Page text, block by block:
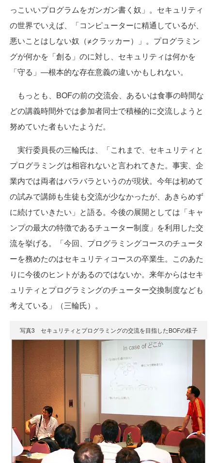
っこいいプログラムをガンガン書く奴」。セキュリティ
の世界でいえば、「コンピューターに精通しているが、
悪いことはしない奴（≠クラッカー）」。プログラミン
グが何かを「創る」のに対し、セキュリティは何かを
「守る」―根本的な存在意義の違いかもしれない。
もっとも、BOFの前の交流会、あるいは食事の時間な
どの講義時間外では参加者同士で積極的に交流しようと
努めていた者もいたようだ。
実行委員長の三輪氏は、「これまで、セキュリティと
プログラミングは相容れないと言われてきた。事実、企
業内では両者はバラバラというのが現状。今年は初めて
の試みで講師も生徒も交流が少なかったが、あきらめず
に続けていきたい」と語る。今後の展開としては「キャ
ンプの最大の特徴であるチューター制度」を利用した交
流を挙げる。「今回、プログラミングコースのチュータ
ーを務めたのはセキュリティコースの卒業生。このあた
りに今後のヒントがあるのではないか。来年からはセキ
ュリティとプログラミングのチューター交換制度なども
考えている」（三輪氏）。
写真3 セキュリティとプログラミングの交流を目指したBOFの様子